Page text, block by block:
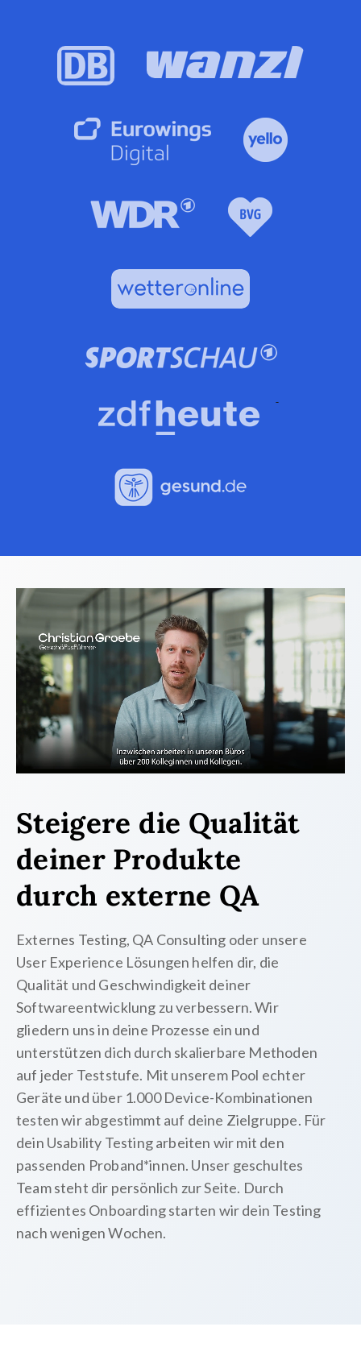
Steigere die Qualität
deiner Produkte
durch externe QA
Externes Testing, QA Consulting oder unsere
User Experience Lösungen helfen dir, die
Qualität und Geschwindigkeit deiner
Softwareentwicklung zu verbessern. Wir
gliedern uns in deine Prozesse ein und
unterstützen dich durch skalierbare Methoden
auf jeder Teststufe. Mit unserem Pool echter
Geräte und über 1.000 Device-Kombinationen
testen wir abgestimmt auf deine Zielgruppe. Für
dein Usability Testing arbeiten wir mit den
passenden Proband*innen. Unser geschultes
Team steht dir persönlich zur Seite. Durch
effizientes Onboarding starten wir dein Testing
nach wenigen Wochen.